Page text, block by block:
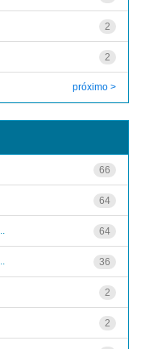
2
2
próximo >
66
64
64
36
2
2